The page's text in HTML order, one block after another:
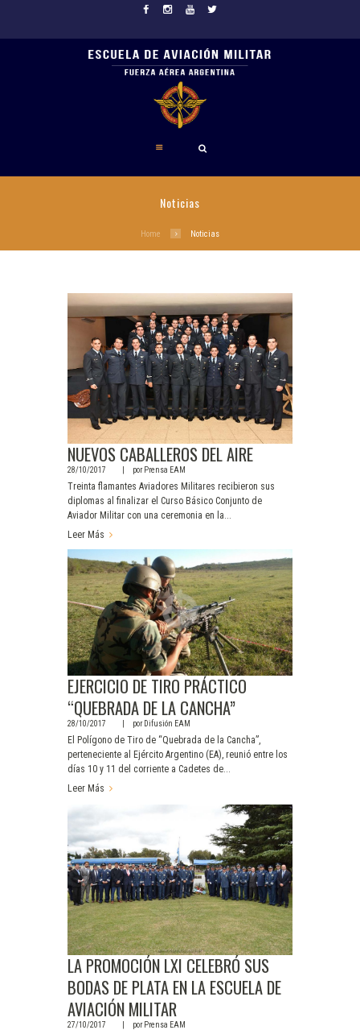
Noticias
Home Noticias
NUEVOS CABALLEROS DEL AIRE
28/10/2017 porPrensa EAM
Treinta flamantes Aviadores Militares recibieron sus
diplomas al finalizar el Curso Básico Conjunto de
Aviador Militar con una ceremonia en la...
Leer Más
EJERCICIO DE TIRO PRÁCTICO
“QUEBRADA DE LA CANCHA”
28/10/2017 porDifusión EAM
El Polígono de Tiro de “Quebrada de la Cancha”,
perteneciente al Ejército Argentino (EA), reunió entre los
días 10 y 11 del corriente a Cadetes de...
Leer Más
LA PROMOCIÓN LXI CELEBRÓ SUS
BODAS DE PLATA EN LA ESCUELA DE
AVIACIÓN MILITAR
27/10/2017 porPrensa EAM